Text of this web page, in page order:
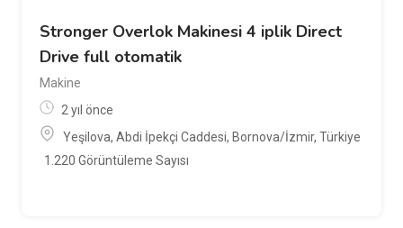
Stronger Overlok Makinesi 4 iplik Direct
Drive full otomatik
Makine
2 yıl önce
Yeşilova, Abdi İpekçi Caddesi, Bornova/İzmir, Türkiye
1.220 Görüntüleme Sayısı